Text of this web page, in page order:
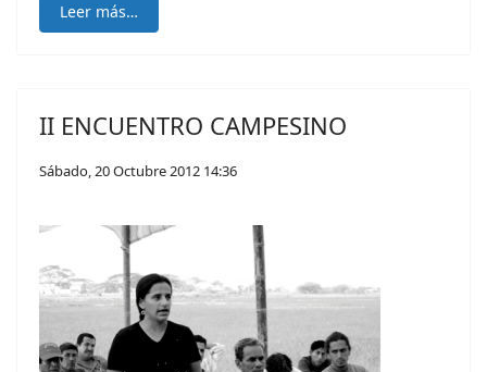
Leer más…
II ENCUENTRO CAMPESINO
Sábado, 20 Octubre 2012 14:36